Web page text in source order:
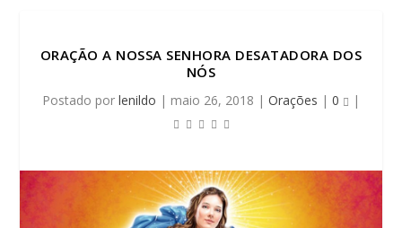
ORAÇÃO A NOSSA SENHORA DESATADORA DOS
NÓS
Postado por lenildo | maio 26, 2018 | Orações | 0 |